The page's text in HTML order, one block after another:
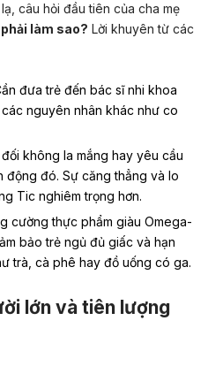
câu hỏi đầu tiên của cha mẹ
làm sao? Lời khuyên từ các
đưa trẻ đến bác sĩ nhi khoa
nguyên nhân khác như co
không la mắng hay yêu cầu
động đó. Sự căng thẳng và lo
Tic nghiêm trọng hơn.
cường thực phẩm giàu Omega-
bảo trẻ ngủ đủ giấc và hạn
trà, cà phê hay đồ uống có ga.
lớn và tiên lượng